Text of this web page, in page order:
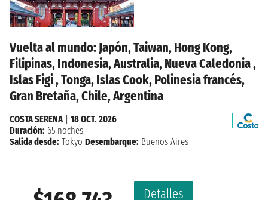
Vuelta al mundo: Japón, Taiwan, Hong Kong,
Filipinas, Indonesia, Australia, Nueva Caledonia ,
Islas Figi , Tonga, Islas Cook, Polinesia francés,
Gran Bretaña, Chile, Argentina
Detalles
COSTA SERENA
18 OCT. 2026
Duración: 65 noches
Salida desde: Tokyo Desembarque: Buenos Aires